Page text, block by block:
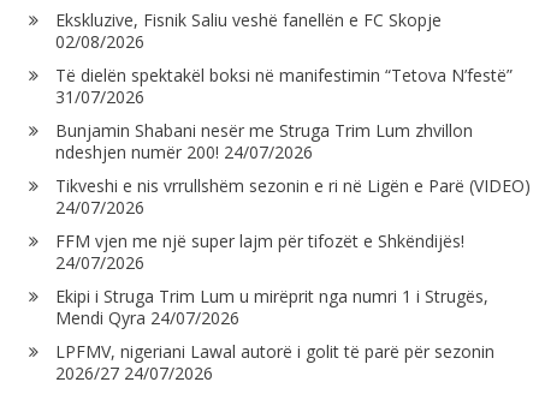
Ekskluzive, Fisnik Saliu veshë fanellën e FC Skopje
02/08/2026
Të dielën spektakël boksi në manifestimin “Tetova N’festë”
31/07/2026
Bunjamin Shabani nesër me Struga Trim Lum zhvillon
ndeshjen numër 200! 24/07/2026
Tikveshi e nis vrrullshëm sezonin e ri në Ligën e Parë (VIDEO)
24/07/2026
FFM vjen me një super lajm për tifozët e Shkëndijës!
24/07/2026
Ekipi i Struga Trim Lum u mirëprit nga numri 1 i Strugës,
Mendi Qyra 24/07/2026
LPFMV, nigeriani Lawal autorë i golit të parë për sezonin
2026/27 24/07/2026